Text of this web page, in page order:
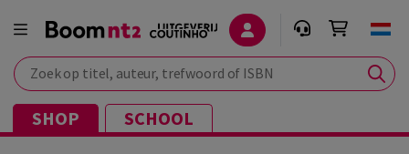
Zoek op titel, auteur, trefwoord of ISBN
SHOP SCHOOL